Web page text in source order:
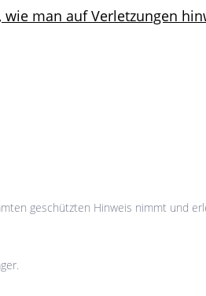
man auf Verletzungen
geschützten Hinweis nimmt und